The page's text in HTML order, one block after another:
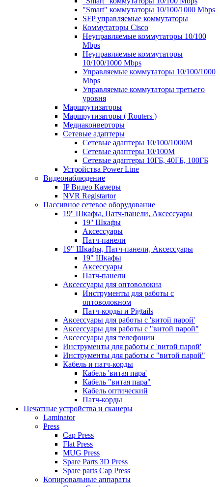
"Smart" коммутаторы 10/100/1000 Mbps
SFP управляемые коммутаторы
Коммутаторы Cisco
Неуправляемые коммутаторы 10/100
Mbps
Неуправляемые коммутаторы
10/100/1000 Mbps
Управляемые коммутаторы 10/100/1000
Mbps
Управляемые коммутаторы третьего
уровня
Маршрутизаторы
Маршрутизаторы ( Routers )
Медиаконверторы
Сетевые адаптеры
Сетевые адаптеры 10/100/1000М
Сетевые адаптеры 10/100M
Сетевые адаптеры 10ГБ, 40ГБ, 100ГБ
Устройства Power Line
Видеонаблюдение
IP Видео Камеры
NVR Registartor
Пассивное сетевое оборудование
19'' Шкафы, Патч-панели, Аксессуары
19'' Шкафы
Аксессуары
Патч-панели
19" Шкафы, Патч-панели, Аксессуары
19" Шкафы
Аксессуары
Патч-панели
Аксессуары для оптоволокна
Инструменты для работы с
оптоволокном
Патч-корды и Pigtails
Аксессуары для работы с 'витой парой'
Аксессуары для работы с "витой парой"
Аксессуары для телефонии
Инструменты для работы с 'витой парой'
Инструменты для работы с "витой парой"
Кабель и патч-корды
Кабель 'витая пара'
Кабель "витая пара"
Кабель оптический
Патч-корды
Печатные устройства и сканеры
Laminator
Press
Cap Press
Flat Press
MUG Press
Spare Parts 3D Press
Spare parts Cap Press
Копировальные аппараты